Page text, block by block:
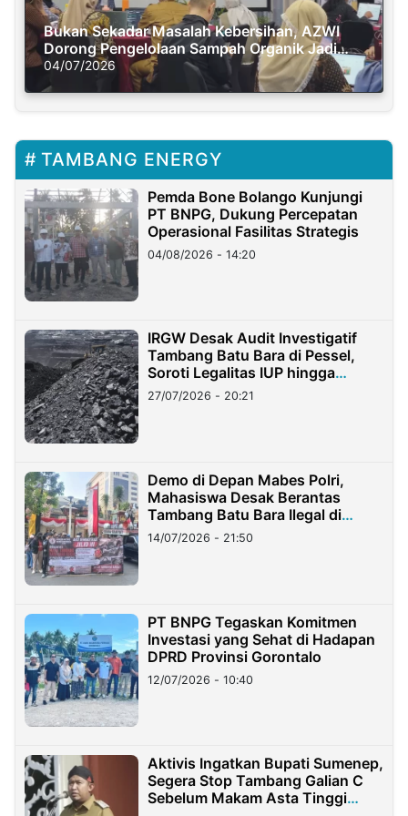
Bukan Sekadar Masalah Kebersihan, AZWI
Dorong Pengelolaan Sampah Organik Jadi
Solusi Krisis Iklim
04/07/2026
TAMBANG ENERGY
Pemda Bone Bolango Kunjungi
PT BNPG, Dukung Percepatan
Operasional Fasilitas Strategis
04/08/2026 - 14:20
IRGW Desak Audit Investigatif
Tambang Batu Bara di Pessel,
Soroti Legalitas IUP hingga
Stockpile
27/07/2026 - 20:21
Demo di Depan Mabes Polri,
Mahasiswa Desak Berantas
Tambang Batu Bara Ilegal di
Lampung
14/07/2026 - 21:50
PT BNPG Tegaskan Komitmen
Investasi yang Sehat di Hadapan
DPRD Provinsi Gorontalo
12/07/2026 - 10:40
Aktivis Ingatkan Bupati Sumenep,
Segera Stop Tambang Galian C
Sebelum Makam Asta Tinggi